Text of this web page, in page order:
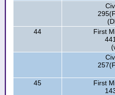
44
First
45
First